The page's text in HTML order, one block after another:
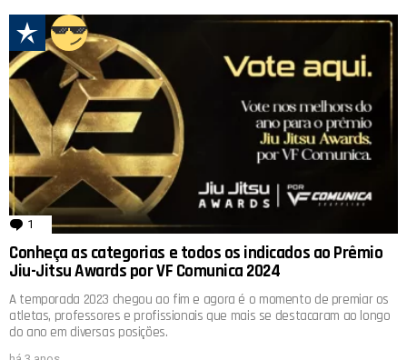
1 comentário
Conheça as categorias e todos os indicados ao Prêmio
Jiu-Jitsu Awards por VF Comunica 2024
A temporada 2023 chegou ao fim e agora é o momento de premiar os
atletas, professores e profissionais que mais se destacaram ao longo
do ano em diversas posições.